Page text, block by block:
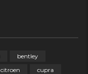
bentley
citroen
cupra